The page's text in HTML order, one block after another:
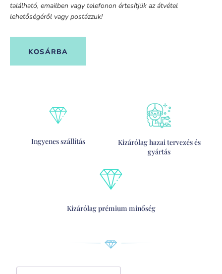
található, emailben vagy telefonon értesítjük az átvétel
lehetőségéről vagy postázzuk!
KOSÁRBA
Ingyenes szállítás
Kizárólag hazai tervezés és
gyártás
Kizárólag prémium minőség